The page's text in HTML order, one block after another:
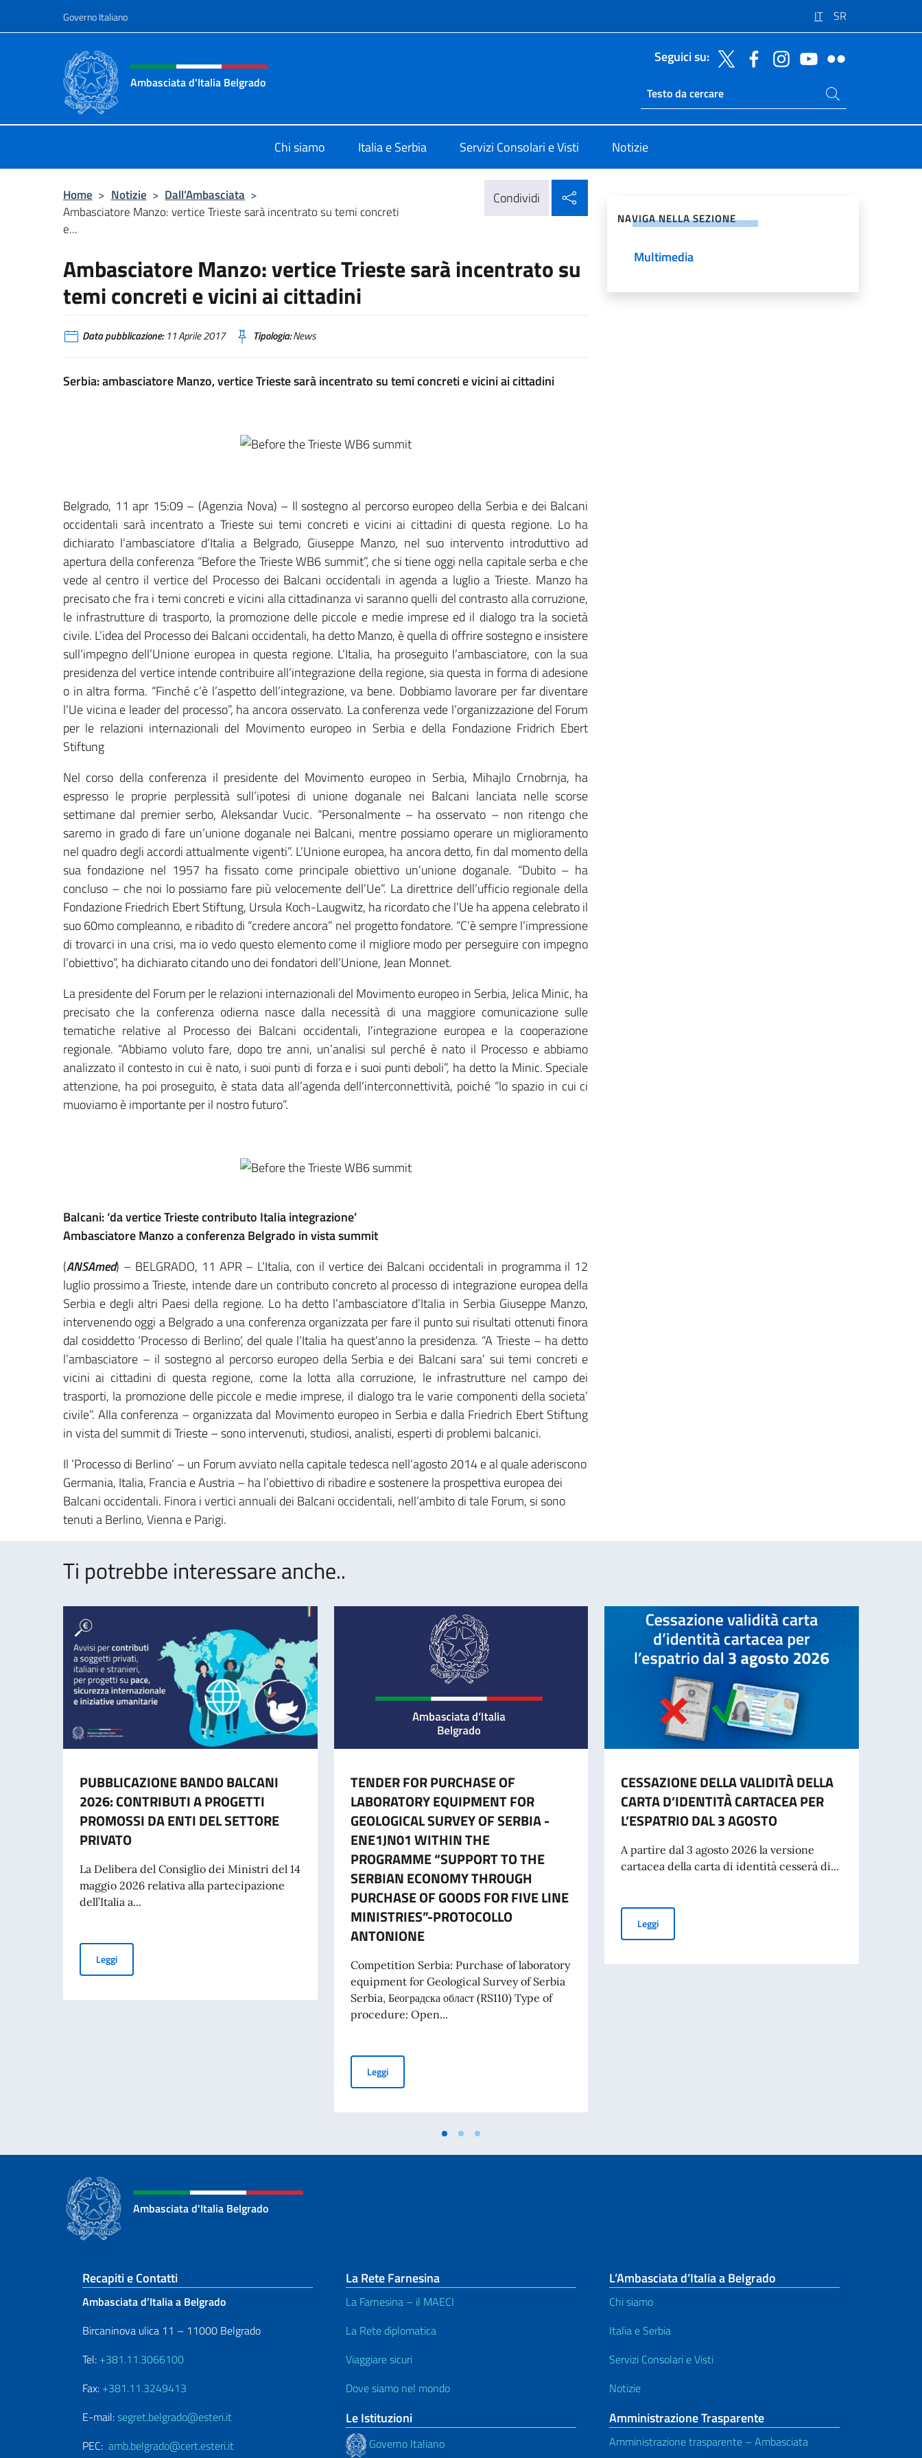
Governo Italiano IT SR
Intestazione sito, social e menù
Ambasciata d'Italia Belgrado
Seguici su:
Ricerca sito live
Cerca nel sito
Chi siamo Italia e Serbia Servizi Consolari e Visti Notizie
Home > Notizie > Dall’Ambasciata >
Ambasciatore Manzo: vertice Trieste sarà incentrato su temi concreti
e...
Condividi
Ambasciatore Manzo: vertice Trieste sarà incentrato su
temi concreti e vicini ai cittadini
Data pubblicazione:11 Aprile 2017 Tipologia:News
Serbia: ambasciatore Manzo, vertice Trieste sarà incentrato su temi concreti e vicini ai cittadini
Belgrado, 11 apr 15:09 – (Agenzia Nova) – Il sostegno al percorso europeo della Serbia e dei Balcani
occidentali sarà incentrato a Trieste sui temi concreti e vicini ai cittadini di questa regione. Lo ha
dichiarato l’ambasciatore d’Italia a Belgrado, Giuseppe Manzo, nel suo intervento introduttivo ad
apertura della conferenza “Before the Trieste WB6 summit”, che si tiene oggi nella capitale serba e che
vede al centro il vertice del Processo dei Balcani occidentali in agenda a luglio a Trieste. Manzo ha
precisato che fra i temi concreti e vicini alla cittadinanza vi saranno quelli del contrasto alla corruzione,
le infrastrutture di trasporto, la promozione delle piccole e medie imprese ed il dialogo tra la società
civile. L’idea del Processo dei Balcani occidentali, ha detto Manzo, è quella di offrire sostegno e insistere
sull’impegno dell’Unione europea in questa regione. L’Italia, ha proseguito l’ambasciatore, con la sua
presidenza del vertice intende contribuire all’integrazione della regione, sia questa in forma di adesione
o in altra forma. “Finché c’è l’aspetto dell’integrazione, va bene. Dobbiamo lavorare per far diventare
l’Ue vicina e leader del processo”, ha ancora osservato. La conferenza vede l’organizzazione del Forum
per le relazioni internazionali del Movimento europeo in Serbia e della Fondazione Fridrich Ebert
Stiftung
Nel corso della conferenza il presidente del Movimento europeo in Serbia, Mihajlo Crnobrnja, ha
espresso le proprie perplessità sull’ipotesi di unione doganale nei Balcani lanciata nelle scorse
settimane dal premier serbo, Aleksandar Vucic. “Personalmente – ha osservato – non ritengo che
saremo in grado di fare un’unione doganale nei Balcani, mentre possiamo operare un miglioramento
nel quadro degli accordi attualmente vigenti”. L’Unione europea, ha ancora detto, fin dal momento della
sua fondazione nel 1957 ha fissato come principale obiettivo un’unione doganale. “Dubito – ha
concluso – che noi lo possiamo fare più velocemente dell’Ue”. La direttrice dell’ufficio regionale della
Fondazione Friedrich Ebert Stiftung, Ursula Koch-Laugwitz, ha ricordato che l’Ue ha appena celebrato il
suo 60mo compleanno, e ribadito di “credere ancora” nel progetto fondatore. “C’è sempre l’impressione
di trovarci in una crisi, ma io vedo questo elemento come il migliore modo per perseguire con impegno
l’obiettivo”, ha dichiarato citando uno dei fondatori dell’Unione, Jean Monnet.
La presidente del Forum per le relazioni internazionali del Movimento europeo in Serbia, Jelica Minic, ha
precisato che la conferenza odierna nasce dalla necessità di una maggiore comunicazione sulle
tematiche relative al Processo dei Balcani occidentali, l’integrazione europea e la cooperazione
regionale. “Abbiamo voluto fare, dopo tre anni, un’analisi sul perché è nato il Processo e abbiamo
analizzato il contesto in cui è nato, i suoi punti di forza e i suoi punti deboli”, ha detto la Minic. Speciale
attenzione, ha poi proseguito, è stata data all’agenda dell’interconnettività, poiché “lo spazio in cui ci
muoviamo è importante per il nostro futuro”.
Balcani: ‘da vertice Trieste contributo Italia integrazione’
Ambasciatore Manzo a conferenza Belgrado in vista summit
(ANSAmed) – BELGRADO, 11 APR – L’Italia, con il vertice dei Balcani occidentali in programma il 12
luglio prossimo a Trieste, intende dare un contributo concreto al processo di integrazione europea della
Serbia e degli altri Paesi della regione. Lo ha detto l’ambasciatore d’Italia in Serbia Giuseppe Manzo,
intervenendo oggi a Belgrado a una conferenza organizzata per fare il punto sui risultati ottenuti finora
dal cosiddetto ‘Processo di Berlino’, del quale l’Italia ha quest’anno la presidenza. “A Trieste – ha detto
l’ambasciatore – il sostegno al percorso europeo della Serbia e dei Balcani sara’ sui temi concreti e
vicini ai cittadini di questa regione, come la lotta alla corruzione, le infrastrutture nel campo dei
trasporti, la promozione delle piccole e medie imprese, il dialogo tra le varie componenti della societa’
civile”. Alla conferenza – organizzata dal Movimento europeo in Serbia e dalla Friedrich Ebert Stiftung
in vista del summit di Trieste – sono intervenuti, studiosi, analisti, esperti di problemi balcanici.
Il ‘Processo di Berlino’ – un Forum avviato nella capitale tedesca nell’agosto 2014 e al quale aderiscono
Germania, Italia, Francia e Austria – ha l’obiettivo di ribadire e sostenere la prospettiva europea dei
Balcani occidentali. Finora i vertici annuali dei Balcani occidentali, nell’ambito di tale Forum, si sono
tenuti a Berlino, Vienna e Parigi.
NAVIGA NELLA SEZIONE
Multimedia
Ti potrebbe interessare anche..
PUBBLICAZIONE BANDO BALCANI
2026: CONTRIBUTI A PROGETTI
PROMOSSI DA ENTI DEL SETTORE
PRIVATO
La Delibera del Consiglio dei Ministri del 14
maggio 2026 relativa alla partecipazione
dell’Italia a...
LeggiPUBBLICAZIONE BANDO BALCANI 2026: CONTRIBUTI A PROGETTI PROMOSSI DA ENTI DEL SETTORE PRIVATO
TENDER FOR PURCHASE OF
LABORATORY EQUIPMENT FOR
GEOLOGICAL SURVEY OF SERBIA -
ENE1JN01 WITHIN THE
PROGRAMME “SUPPORT TO THE
SERBIAN ECONOMY THROUGH
PURCHASE OF GOODS FOR FIVE LINE
MINISTRIES”-PROTOCOLLO
ANTONIONE
Competition Serbia: Purchase of laboratory
equipment for Geological Survey of Serbia
Serbia, Београдска област (RS110) Type of
procedure: Open...
LeggiTENDER FOR PURCHASE OF LABORATORY EQUIPMENT FOR GEOLOGICAL SURVEY OF SERBIA -ENE1JN01 WITHIN THE
CESSAZIONE DELLA VALIDITÀ DELLA
CARTA D’IDENTITÀ CARTACEA PER
L’ESPATRIO DAL 3 AGOSTO
A partire dal 3 agosto 2026 la versione
cartacea della carta di identità cesserà di...
LeggiCESSAZIONE DELLA VALIDITÀ DELLA CARTA D’IDENTITÀ
Ambasciata d'Italia Belgrado
Sezione footer
Recapiti e Contatti
Ambasciata d’Italia a Belgrado
Bircaninova ulica 11 – 11000 Belgrado
Tel: +381.11.3066100
Fax: +381.11.3249413
E-mail:segret.belgrado@esteri.it
PEC: amb.belgrado@cert.esteri.it
La Rete Farnesina
La Farnesina – il MAECI
La Rete diplomatica
Viaggiare sicuri
Dove siamo nel mondo
Le Istituzioni
Governo Italiano
L’Ambasciata d’Italia a Belgrado
Chi siamo
Italia e Serbia
Servizi Consolari e Visti
Notizie
Amministrazione Trasparente
Amministrazione trasparente – Ambasciata